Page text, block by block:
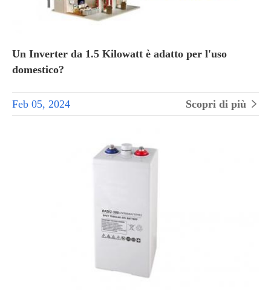
Un Inverter da 1.5 Kilowatt è adatto per l'uso
domestico?
Feb 05, 2024 Scopri di più 